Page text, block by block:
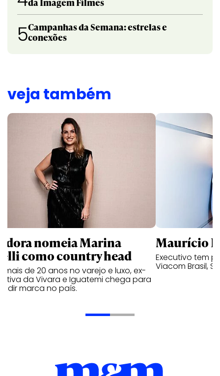
5Campanhas da Semana: estrelas e
conexões
veja também
nomeia Marina
como country head
mais de 20 anos no varejo e luxo, ex-
da Vivara e Iguatemi chega para
marca no país.
Maurício
Executivo tem
Viacom Brasil,